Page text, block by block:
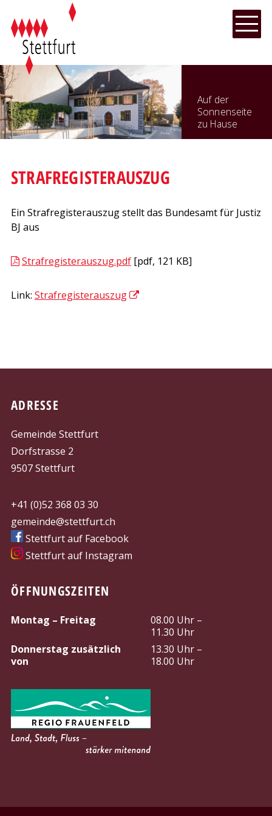
NAVIGIEREN IN STETTFURT
Schnellnavigation
Menu
Auf der
Sonnenseite
zu Hause
STRAFREGISTERAUSZUG
Ein Strafregisterauszug stellt das Bundesamt für Justiz
BJ aus
Strafregisterauszug.pdf[pdf, 121 KB]
Link: Strafregisterauszug
ADRESSE
Gemeinde Stettfurt
Dorfstrasse 2
9507 Stettfurt
+41 (0)52 368 03 30
gemeinde@stettfurt.ch
Stettfurt auf Facebook
Stettfurt auf Instagram
ÖFFNUNGSZEITEN
Montag – Freitag
08.00 Uhr –
11.30 Uhr
Donnerstag zusätzlich
von
13.30 Uhr –
18.00 Uhr